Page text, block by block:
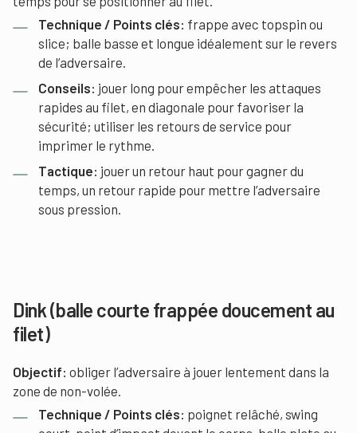
Technique / Points clés: frappe avec topspin ou
slice; balle basse et longue idéalement sur le revers
de l’adversaire.
Conseils: jouer long pour empêcher les attaques
rapides au filet, en diagonale pour favoriser la
sécurité; utiliser les retours de service pour
imprimer le rythme.
Tactique: jouer un retour haut pour gagner du
temps, un retour rapide pour mettre l’adversaire
sous pression.
Dink (balle courte frappée doucement au
filet)
Objectif: obliger l’adversaire à jouer lentement dans la
zone de non-volée.
Technique / Points clés: poignet relâché, swing